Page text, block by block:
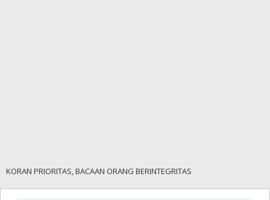
KORAN PRIORITAS, BACAAN ORANG BERINTEGRITAS